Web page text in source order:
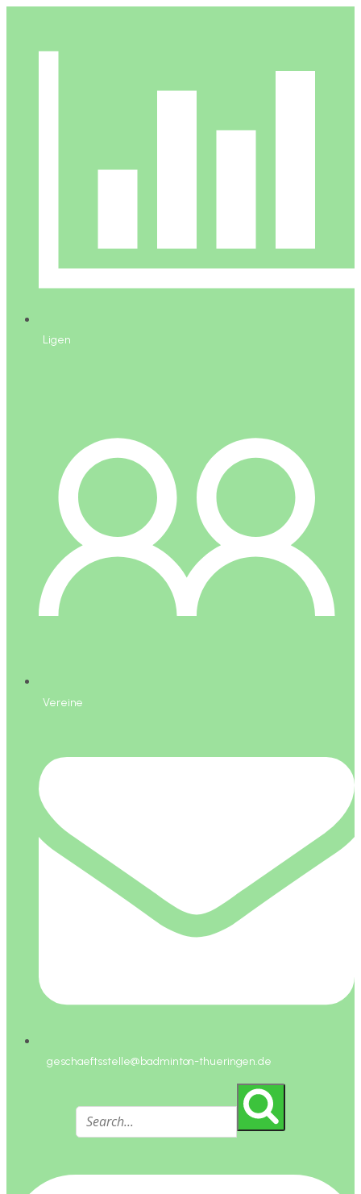
Ligen
Vereine
geschaeftsstelle@badminton-thueringen.de